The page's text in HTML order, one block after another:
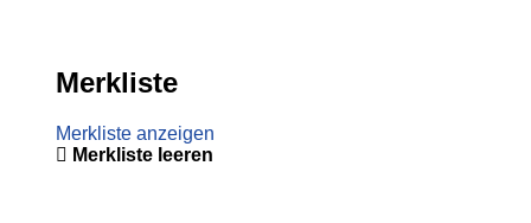
Merkliste
Merkliste anzeigen
Merkliste leeren